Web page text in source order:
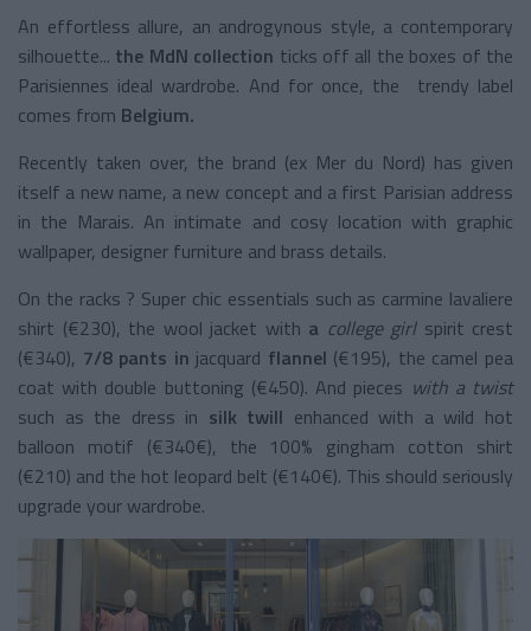
An effortless allure, an androgynous style, a contemporary
silhouette... the MdN collection ticks off all the boxes of the
Parisiennes ideal wardrobe. And for once, the trendy label
comes from Belgium.
Recently taken over, the brand (ex Mer du Nord) has given
itself a new name, a new concept and a first Parisian address
in the Marais. An intimate and cosy location with graphic
wallpaper, designer furniture and brass details.
On the racks ? Super chic essentials such as carmine lavaliere
shirt (€230), the wool jacket with a college girlspirit crest
(€340), 7/8 pants in jacquard flannel (€195), the camel pea
coat with double buttoning (€450). And pieces with a twist
such as the dress in silk twill enhanced with a wild hot
balloon motif (€340€), the 100% gingham cotton shirt
(€210) and the hot leopard belt (€140€). This should seriously
upgrade your wardrobe.